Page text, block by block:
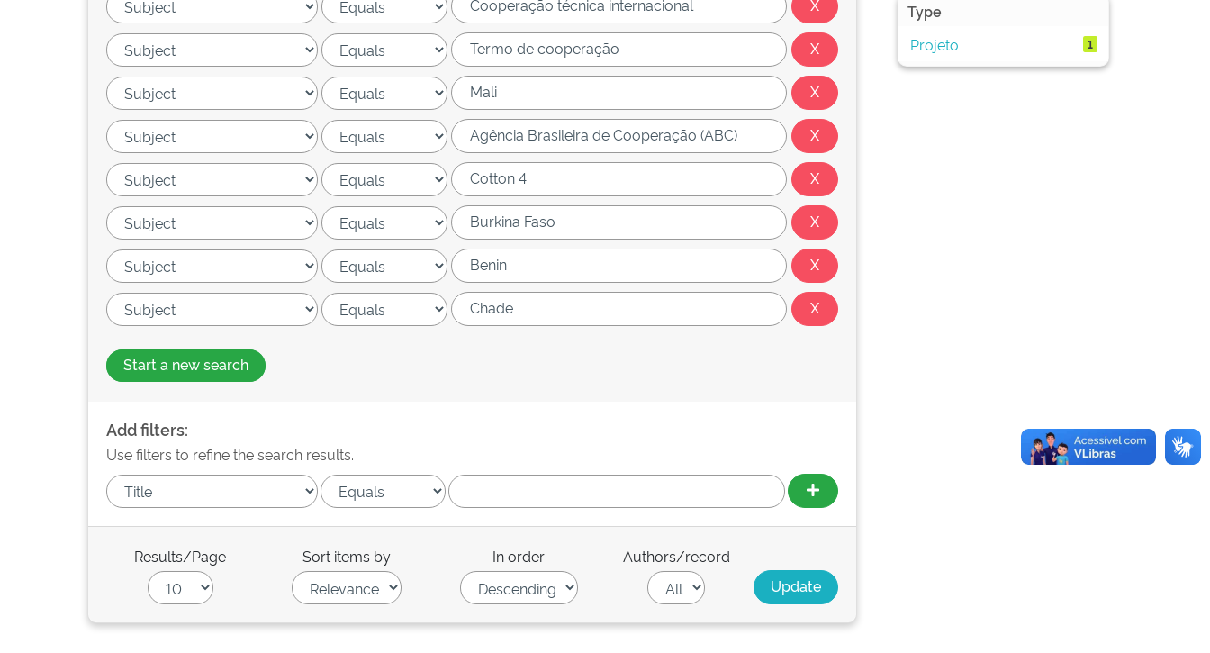
Start a new search
Add filters:
Use filters to refine the search results.
Results/Page Sort items by In order Authors/record
Type
Projeto
1